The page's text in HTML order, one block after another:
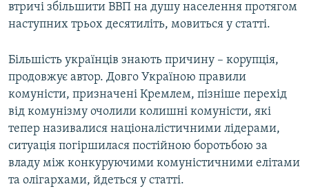
втричі збільшити ВВП на душу населення протягом
наступних трьох десятиліть, мовиться у статті.
Більшість українців знають причину – корупція,
продовжує автор. Довго Україною правили
комуністи, призначені Кремлем, пізніше перехід
від комунізму очолили колишні комуністи, які
тепер називалися націоналістичними лідерами,
ситуація погіршилася постійною боротьбою за
владу між конкуруючими комуністичними елітами
та олігархами, йдеться у статті.